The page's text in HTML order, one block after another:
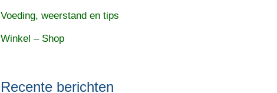
Voeding, weerstand en tips
Winkel – Shop
Recente berichten